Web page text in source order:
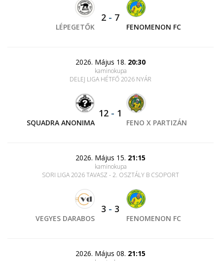
LÉPEGETŐK
2 - 7
FENOMENON FC
2026. Május 18. 20:30
kaminokupa
DELEJ LIGA HÉTFŐ 2026 NYÁR
SQUADRA ANONIMA
12 - 1
FENO X PARTIZÁN
2026. Május 15. 21:15
kaminokupa
SORI LIGA 2026 TAVASZ - 2. OSZTÁLY B CSOPORT
VEGYES DARABOS
3 - 3
FENOMENON FC
2026. Május 08. 21:15